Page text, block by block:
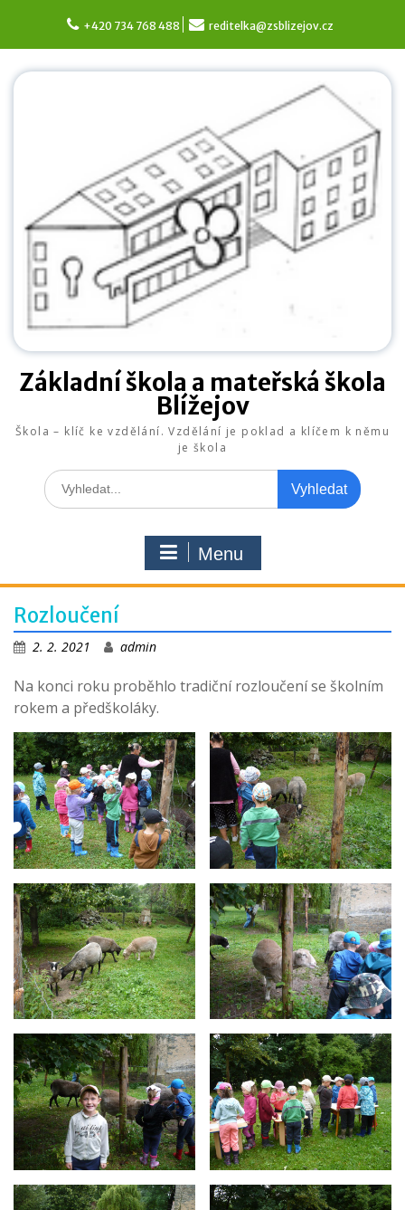
content
+420 734 768 488 reditelka@zsblizejov.cz
Základní škola a mateřská škola
Blížejov
Škola – klíč ke vzdělání. Vzdělání je poklad a klíčem k němu
je škola
Search
for:
Menu
Rozloučení
2. 2. 2021 admin
Na konci roku proběhlo tradiční rozloučení se školním
rokem a předškoláky.